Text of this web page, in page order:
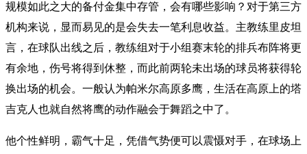
规模如此之大的备付金集中存管，会有哪些影响？对于第三方
机构来说，显而易见的是会失去一笔利息收益。主教练里皮坦
言，在球队出线之后，教练组对于小组赛末轮的排兵布阵将更
有余地，伤号将得到休整，而此前两轮未出场的球员将获得轮
换出场的机会。一般认为帕米尔高原多鹰，生活在高原上的塔
吉克人也就自然将鹰的动作融会于舞蹈之中了。
他个性鲜明，霸气十足，凭借气势便可以震慑对手，在球场上